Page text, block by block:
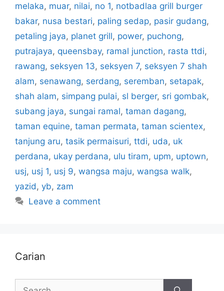
melaka, muar, nilai, no 1, notbadlaa grill burger
bakar, nusa bestari, paling sedap, pasir gudang,
petaling jaya, planet grill, power, puchong,
putrajaya, queensbay, ramal junction, rasta ttdi,
rawang, seksyen 13, seksyen 7, seksyen 7 shah
alam, senawang, serdang, seremban, setapak,
shah alam, simpang pulai, sl berger, sri gombak,
subang jaya, sungai ramal, taman dagang,
taman equine, taman permata, taman scientex,
tanjung aru, tasik permaisuri, ttdi, uda, uk
perdana, ukay perdana, ulu tiram, upm, uptown,
usj, usj 1, usj 9, wangsa maju, wangsa walk,
yazid , yb, zam
Leave a comment
Carian